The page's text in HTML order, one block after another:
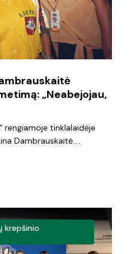
„Neabejojau,
rengiamoje tinklalaidėje
Dambrauskaitė.…
krepšinio